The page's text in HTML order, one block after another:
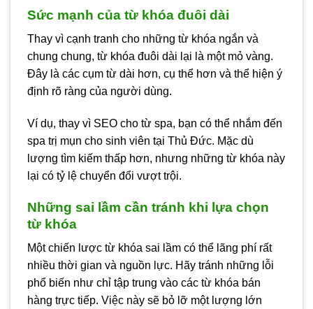
Sức mạnh của từ khóa đuôi dài
Thay vì cạnh tranh cho những từ khóa ngắn và
chung chung, từ khóa đuôi dài lại là một mỏ vàng.
Đây là các cụm từ dài hơn, cụ thể hơn và thể hiện ý
định rõ ràng của người dùng.
Ví dụ, thay vì SEO cho từ spa, bạn có thể nhắm đến
spa trị mụn cho sinh viên tại Thủ Đức. Mặc dù
lượng tìm kiếm thấp hơn, nhưng những từ khóa này
lại có tỷ lệ chuyển đổi vượt trội.
Những sai lầm cần tránh khi lựa chọn
từ khóa
Một chiến lược từ khóa sai lầm có thể lãng phí rất
nhiều thời gian và nguồn lực. Hãy tránh những lỗi
phổ biến như chỉ tập trung vào các từ khóa bán
hàng trực tiếp. Việc này sẽ bỏ lỡ một lượng lớn